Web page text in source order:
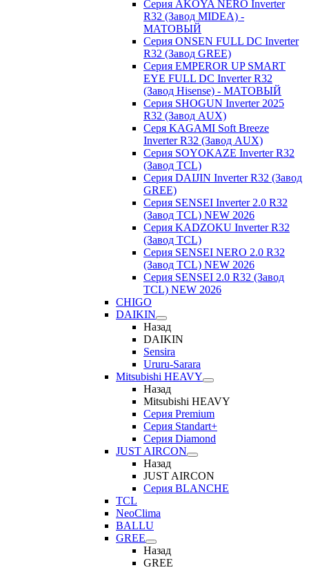
Серия AKOYA NERO Inverter
R32 (Завод MIDEA) -
МАТОВЫЙ
Серия ONSEN FULL DC Inverter
R32 (Завод GREE)
Серия EMPEROR UP SMART
EYE FULL DC Inverter R32
(Завод Hisense) - МАТОВЫЙ
Серия SHOGUN Inverter 2025
R32 (Завод AUX)
Серя KAGAMI Soft Breeze
Inverter R32 (Завод AUX)
Серия SOYOKAZE Inverter R32
(Завод TCL)
Серия DAIJIN Inverter R32 (Завод
GREE)
Серия SENSEI Inverter 2.0 R32
(Завод TCL) NEW 2026
Серия KADZOKU Inverter R32
(Завод TCL)
Серия SENSEI NERO 2.0 R32
(Завод TCL) NEW 2026
Серия SENSEI 2.0 R32 (Завод
TCL) NEW 2026
CHIGO
DAIKIN
Назад
DAIKIN
Sensira
Ururu-Sarara
Mitsubishi HEAVY
Назад
Mitsubishi HEAVY
Серия Premium
Серия Standart+
Серия Diamond
JUST AIRCON
Назад
JUST AIRCON
Серия BLANCHE
TCL
NeoClima
BALLU
GREE
Назад
GREE